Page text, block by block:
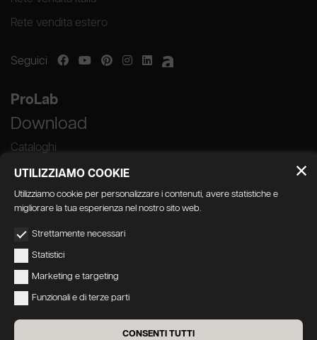
Rete vendita estero
Seguici
ProLab
Download
Cataloghi
Accessibilità
UTILIZZIAMO COOKIE
Utilizziamo cookie per personalizzare i contenuti, avere statistiche e
migliorare la tua esperienza nel nostro sito web.
Strettamente necessari
Statistici
Marketing e targeting
Funzionali e di terze parti
CONSENTI TUTTI